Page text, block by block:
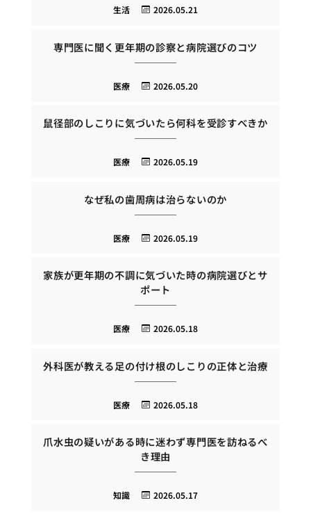
2026.05.21
生活
専門医に聞く更年期の診察と病院選びのコツ
2026.05.20
医療
鼠径部のしこりに気づいたら何科を受診すべきか
2026.05.19
医療
なぜ私の歯周病は治らないのか
2026.05.19
医療
家族が更年期の不調に気づいた時の病院選びとサ
ポート
2026.05.18
医療
外科医が教える足の付け根のしこりの正体と治療
2026.05.18
医療
爪水虫の疑いがある時に迷わず専門医を訪ねるべ
き理由
2026.05.17
知識